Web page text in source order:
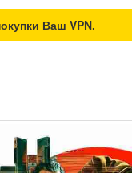
Ваш VPN.